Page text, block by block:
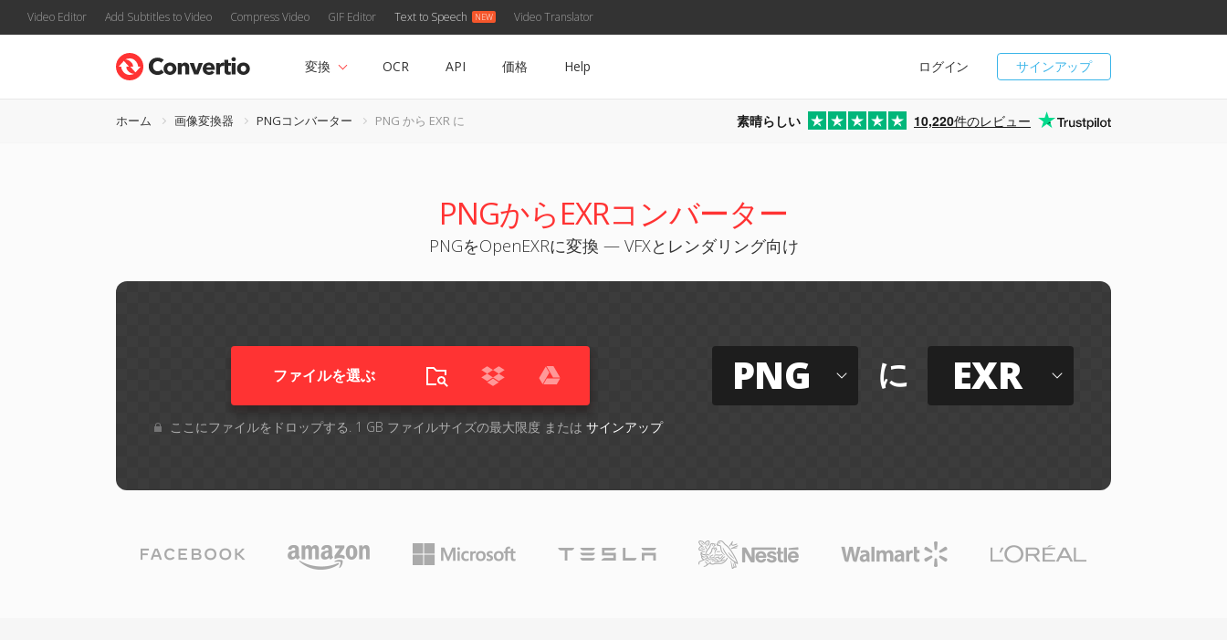
Video Editor Add Subtitles to Video Compress Video GIF Editor Text to Speech Video Translator
サインアップ
ログイン
変換 OCR API 価格 Help
ホーム 画像変換器 PNGコンバーター PNG から EXR に 素晴らしい 10,220件のレビュー
PNGからEXRコンバーター
PNGをOpenEXRに変換 — VFXとレンダリング向け
ファイルを選ぶ
ここにファイルをドロップする. 1 GB ファイルサイズの最大限度 または サインアップ
PNG に EXR